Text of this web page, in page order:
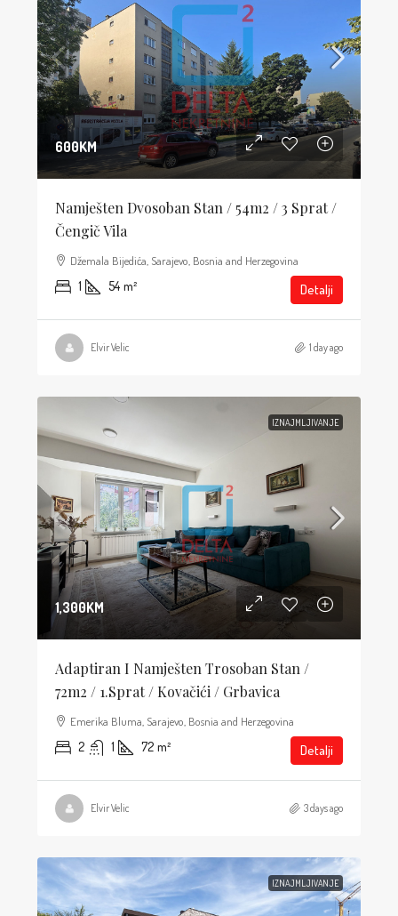
600KM
Namješten Dvosoban Stan / 54m2 / 3 Sprat /
Čengič Vila
Džemala Bijedića, Sarajevo, Bosnia and Herzegovina
1 54 m² Detalji
Elvir Velic 1 day ago
IZNAJMLJIVANJE
1,300KM
Adaptiran I Namješten Trosoban Stan /
72m2 / 1.sprat / Kovačići / Grbavica
Emerika Bluma, Sarajevo, Bosnia and Herzegovina
2 1 72 m² Detalji
Elvir Velic 3 days ago
IZNAJMLJIVANJE